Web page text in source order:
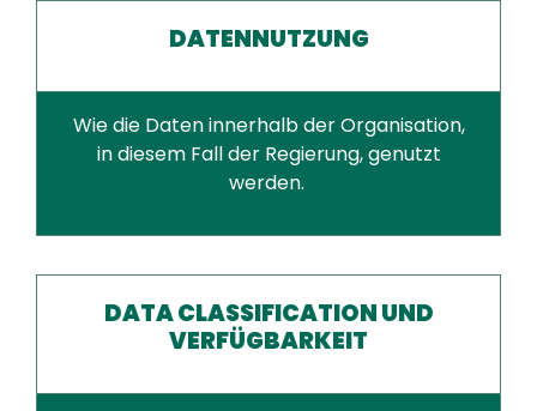
DATENNUTZUNG
Wie die Daten innerhalb der Organisation,
in diesem Fall der Regierung, genutzt
werden.
DATA CLASSIFICATION UND
VERFÜGBARKEIT